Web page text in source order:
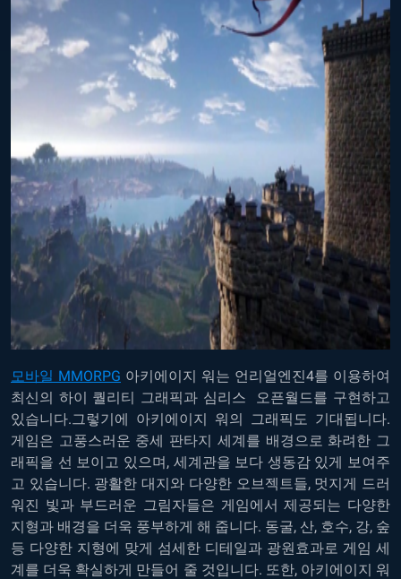
모바일 MMORPG 아키에이지 워는 언리얼엔진4를 이용하여
최신의 하이 퀄리티 그래픽과 심리스 오픈월드를 구현하고
있습니다.그렇기에 아키에이지 워의 그래픽도 기대됩니다.
게임은 고풍스러운 중세 판타지 세계를 배경으로 화려한 그
래픽을 선 보이고 있으며, 세계관을 보다 생동감 있게 보여주
고 있습니다. 광활한 대지와 다양한 오브젝트들, 멋지게 드러
워진 빛과 부드러운 그림자들은 게임에서 제공되는 다양한
지형과 배경을 더욱 풍부하게 해 줍니다. 동굴, 산, 호수, 강, 숲
등 다양한 지형에 맞게 섬세한 디테일과 광원효과로 게임 세
계를 더욱 확실하게 만들어 줄 것입니다. 또한, 아키에이지 워